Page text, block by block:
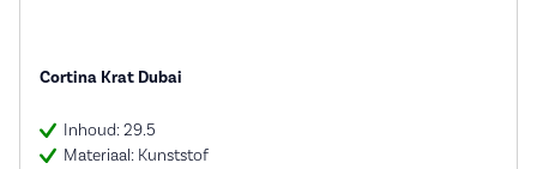
Cortina Krat Dubai
Inhoud: 29.5
Materiaal: Kunststof